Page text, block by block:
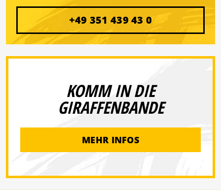
+49 351 439 43 0
KOMM IN DIE
GIRAFFENBANDE
MEHR INFOS